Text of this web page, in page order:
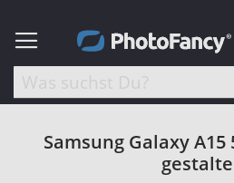
Samsung Galaxy